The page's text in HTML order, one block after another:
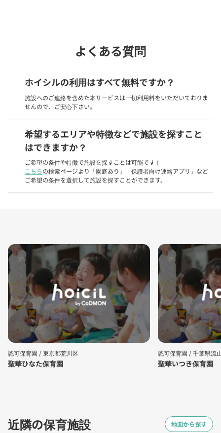
よくある質問
ホイシルの利用はすべて無料ですか？
施設へのご連絡を含めた本サービスは一切利用料をいただいておりま
せんので、ご安心下さい。
希望するエリアや特徴などで施設を探すこと
はできますか？
ご希望の条件や特徴で施設を探すことは可能です！
こちらの検索ページより「園庭あり」「保護者向け連絡アプリ」など
ご希望の条件を選択して施設を探すことができます。
認可保育園 /東京都荒川区
聖華ひなた保育園
認可保育園 /千葉県流
聖華いつき保育園
近隣の保育施設 地図から探す